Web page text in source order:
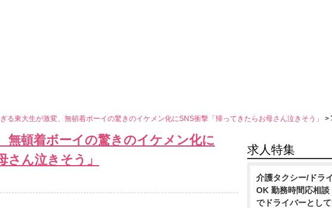
る東大生が激変、無頓着ボーイの驚きのイケメン化にSNS衝撃「帰ってきたらお母さん泣きそう」 >
無頓着ボーイの驚きのイケメン化に
さん泣きそう」
求人特集
介護タクシー/ドラ
OK 勤務時間応相
でドライバーとし